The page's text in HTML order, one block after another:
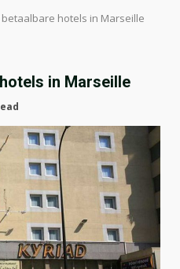
betaalbare hotels in Marseille
in Marseille